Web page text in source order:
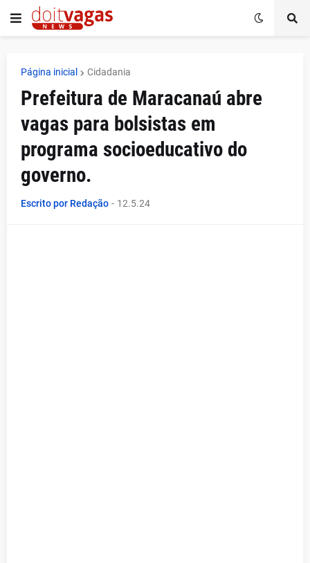
Página inicial Cidadania
Prefeitura de Maracanaú abre
vagas para bolsistas em
programa socioeducativo do
governo.
Escrito por Redação - 12.5.24